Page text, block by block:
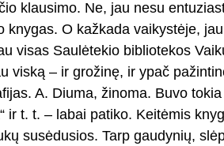
klausimo. Ne, jau nesu
knygas. O kažkada vaikystėje,
visas Saulėtekio bibliotekos
viską – ir grožinę, ir ypač
A. Diuma, žinoma. Buvo tokia
ir t. t. – labai patiko. Keitėmis
susėdusios. Tarp gaudynių,